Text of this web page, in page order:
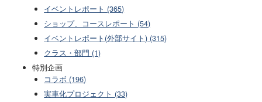
イベントレポート (365)
ショップ、コースレポート (54)
イベントレポート(外部サイト) (315)
クラス・部門 (1)
特別企画
コラボ (196)
実車化プロジェクト (33)